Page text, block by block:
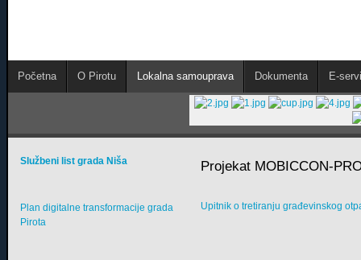
Početna O Pirotu Lokalna samouprava Dokumenta E-
Projekat MOBICCON-
Upitnik o tretiranju građevinskog
Službeni list grada Niša
Plan digitalne transformacije grada
Pirota